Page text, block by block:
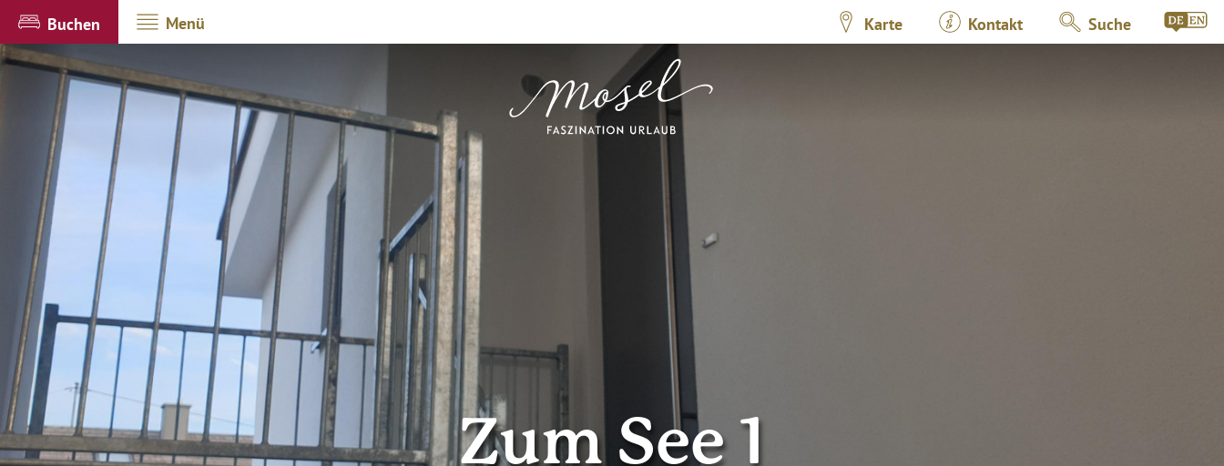
Buchen Menü Karte Kontakt Suche
Zum See 1